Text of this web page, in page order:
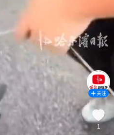
关注
1